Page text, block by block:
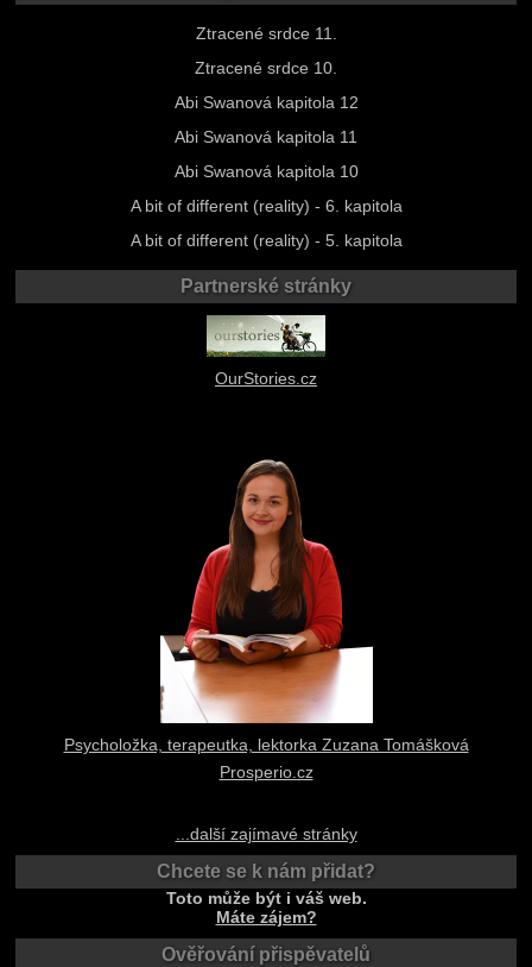
Ztracené srdce 11.
Ztracené srdce 10.
Abi Swanová kapitola 12
Abi Swanová kapitola 11
Abi Swanová kapitola 10
A bit of different (reality) - 6. kapitola
A bit of different (reality) - 5. kapitola
Partnerské stránky
OurStories.cz
Psycholožka, terapeutka, lektorka Zuzana Tomášková
Prosperio.cz
...další zajímavé stránky
Chcete se k nám přidat?
Toto může být i váš web.
Máte zájem?
Ověřování přispěvatelů